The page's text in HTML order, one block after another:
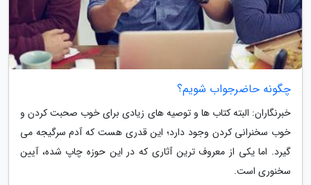
چگونه حاضرجواب شویم؟
خبرنگاران: البته کتاب ها و توصیه های زیادی برای خوب صحبت کردن و
خوب سخنرانی کردن وجود دارد؛ این قدری هست که آدم سرگیجه می
گیرد. اما یکی از معروف ترین آثاری که در این حوزه چاپ شده، آیین
سخنوری است.